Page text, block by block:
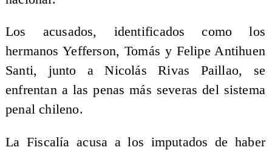
Los acusados, identificados como los
hermanos Yefferson, Tomás y Felipe Antihuen
Santi, junto a Nicolás Rivas Paillao, se
enfrentan a las penas más severas del sistema
penal chileno.
La Fiscalía acusa a los imputados de haber